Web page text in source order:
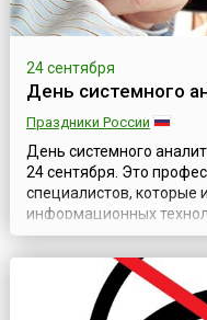
24 сентября
День системного
Праздники России
День системного
24 сентября. Это
специалистов, которые
информационных
разработчикам
День системного
корпоративных
сообществах,